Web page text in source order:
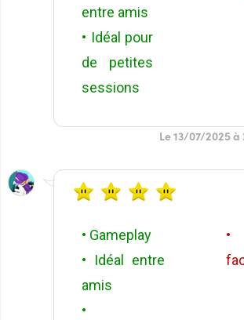
entre amis
• Idéal pour
de petites
sessions
Le 13/07/2025
• Gameplay
• Idéal entre
amis
•
•